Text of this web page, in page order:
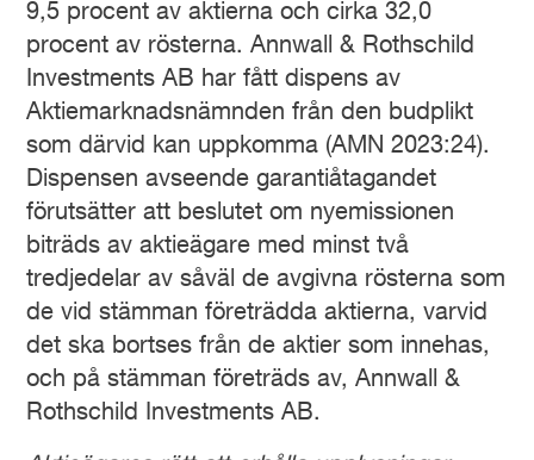
9,5 procent av aktierna och cirka 32,0
procent av rösterna. Annwall & Rothschild
Investments AB har fått dispens av
Aktiemarknadsnämnden från den budplikt
som därvid kan uppkomma (AMN 2023:24).
Dispensen avseende garantiåtagandet
förutsätter att beslutet om nyemissionen
biträds av aktieägare med minst två
tredjedelar av såväl de avgivna rösterna som
de vid stämman företrädda aktierna, varvid
det ska bortses från de aktier som innehas,
och på stämman företräds av, Annwall &
Rothschild Investments AB.